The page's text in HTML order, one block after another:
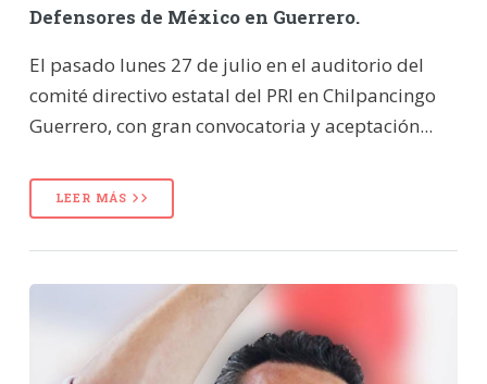
Defensores de México en Guerrero.
El pasado lunes 27 de julio en el auditorio del
comité directivo estatal del PRI en Chilpancingo
Guerrero, con gran convocatoria y aceptación...
LEER MÁS